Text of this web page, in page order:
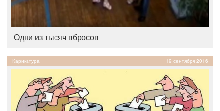
Одни из тысяч вбросов
Карикатура 19 сентября 2016